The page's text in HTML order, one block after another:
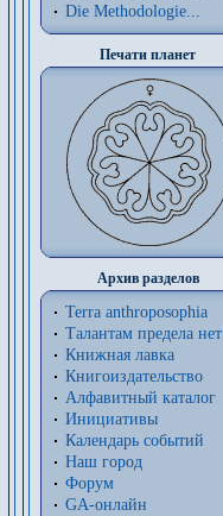
Die Methodologie...
Печати планет
Архив разделов
Terra anthroposophia
Талантам предела нет
Книжная лавка
Книгоиздательство
Алфавитный каталог
Инициативы
Календарь событий
Наш город
Форум
GA-онлайн